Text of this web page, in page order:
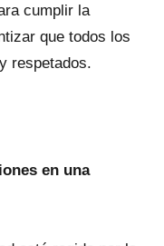
cumplir la
que todos los
respetados.
en una